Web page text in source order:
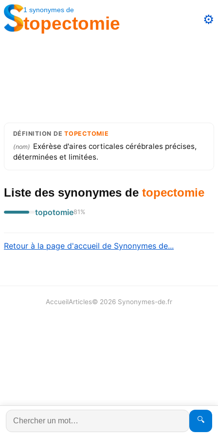
1 synonymes de
topectomie ⚙️
DÉFINITION DETOPECTOMIE
(nom) Exérèse d'aires corticales cérébrales précises,
déterminées et limitées.
Liste des synonymes de topectomie
topotomie81 %
Retour à la page d'accueil de Synonymes de...
🔍
AccueilArticles© 2026 Synonymes-de.fr